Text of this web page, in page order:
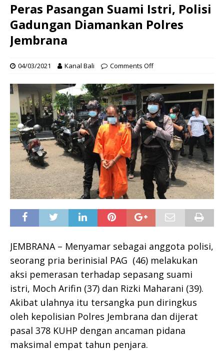
Peras Pasangan Suami Istri, Polisi
Gadungan Diamankan Polres
Jembrana
04/03/2021 Kanal Bali Comments Off
JEMBRANA – Menyamar sebagai anggota polisi,
seorang pria berinisial PAG (46) melakukan
aksi pemerasan terhadap sepasang suami
istri, Moch Arifin (37) dan Rizki Maharani (39).
Akibat ulahnya itu tersangka pun diringkus
oleh kepolisian Polres Jembrana dan dijerat
pasal 378 KUHP dengan ancaman pidana
maksimal empat tahun penjara.